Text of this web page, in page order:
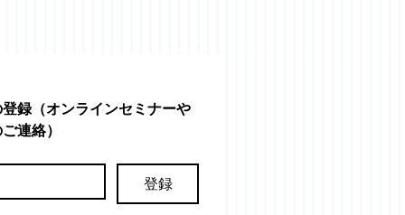
録（オンラインセミナーや
連絡）
登録